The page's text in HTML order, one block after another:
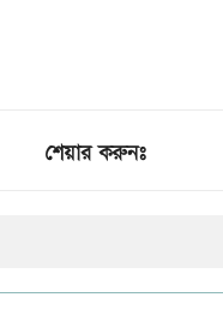
শেয়ার করুনঃ